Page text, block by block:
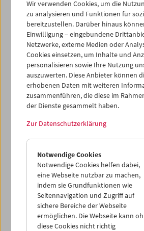
FilmporträtsVal Lewton: The Man in
Publikumsgespräch zur Verfügung.
ProgrammMärz 2009 - Val Lewton
Wir verwenden Cookies, um die
zu analysieren und Funktionen für
bereitzustellen. Darüber hinaus
Einwilligung – eingebundene
Netzwerke, externe Medien oder
Cookies einsetzen, um Inhalte und
personalisieren sowie Ihre Nutzung
auszuwerten. Diese Anbieter können
erhobenen Daten mit weiteren
zusammenführen, die diese im
der Dienste gesammelt haben.
Zur Datenschutzerklärung
Notwendige Cookies
Notwendige Cookies helfen dabei,
eine Webseite nutzbar zu machen,
indem sie Grundfunktionen wie
Seitennavigation und Zugriff auf
sichere Bereiche der Webseite
ermöglichen. Die Webseite kann
diese Cookies nicht richtig